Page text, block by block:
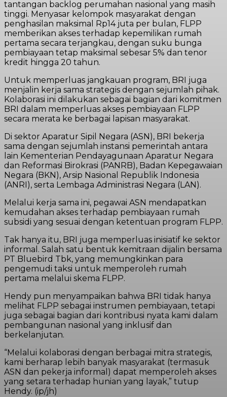
tantangan backlog perumahan nasional yang masih
tinggi. Menyasar kelompok masyarakat dengan
penghasilan maksimal Rp14 juta per bulan, FLPP
memberikan akses terhadap kepemilikan rumah
pertama secara terjangkau, dengan suku bunga
pembiayaan tetap maksimal sebesar 5% dan tenor
kredit hingga 20 tahun.
Untuk memperluas jangkauan program, BRI juga
menjalin kerja sama strategis dengan sejumlah pihak.
Kolaborasi ini dilakukan sebagai bagian dari komitmen
BRI dalam memperluas akses pembiayaan FLPP
secara merata ke berbagai lapisan masyarakat.
Di sektor Aparatur Sipil Negara (ASN), BRI bekerja
sama dengan sejumlah instansi pemerintah antara
lain Kementerian Pendayagunaan Aparatur Negara
dan Reformasi Birokrasi (PANRB), Badan Kepegawaian
Negara (BKN), Arsip Nasional Republik Indonesia
(ANRI), serta Lembaga Administrasi Negara (LAN).
Melalui kerja sama ini, pegawai ASN mendapatkan
kemudahan akses terhadap pembiayaan rumah
subsidi yang sesuai dengan ketentuan program FLPP.
Tak hanya itu, BRI juga memperluas inisiatif ke sektor
informal. Salah satu bentuk kemitraan dijalin bersama
PT Bluebird Tbk, yang memungkinkan para
pengemudi taksi untuk memperoleh rumah
pertama melalui skema FLPP.
Hendy pun menyampaikan bahwa BRI tidak hanya
melihat FLPP sebagai instrumen pembiayaan, tetapi
juga sebagai bagian dari kontribusi nyata kami dalam
pembangunan nasional yang inklusif dan
berkelanjutan.
“Melalui kolaborasi dengan berbagai mitra strategis,
kami berharap lebih banyak masyarakat (termasuk
ASN dan pekerja informal) dapat memperoleh akses
yang setara terhadap hunian yang layak,” tutup
Hendy. (ip/jh)